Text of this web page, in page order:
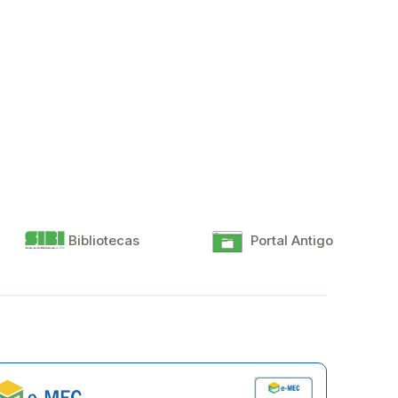
Bibliotecas Portal Antigo